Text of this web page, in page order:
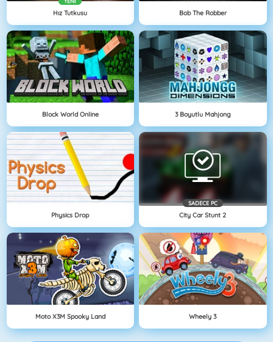
Hız Tutkusu Bob The Robber
Block World Online 3 Boyutlu Mahjong
Physics Drop
SADECE PC
City Car Stunt 2
Moto X3M Spooky Land Wheely 3